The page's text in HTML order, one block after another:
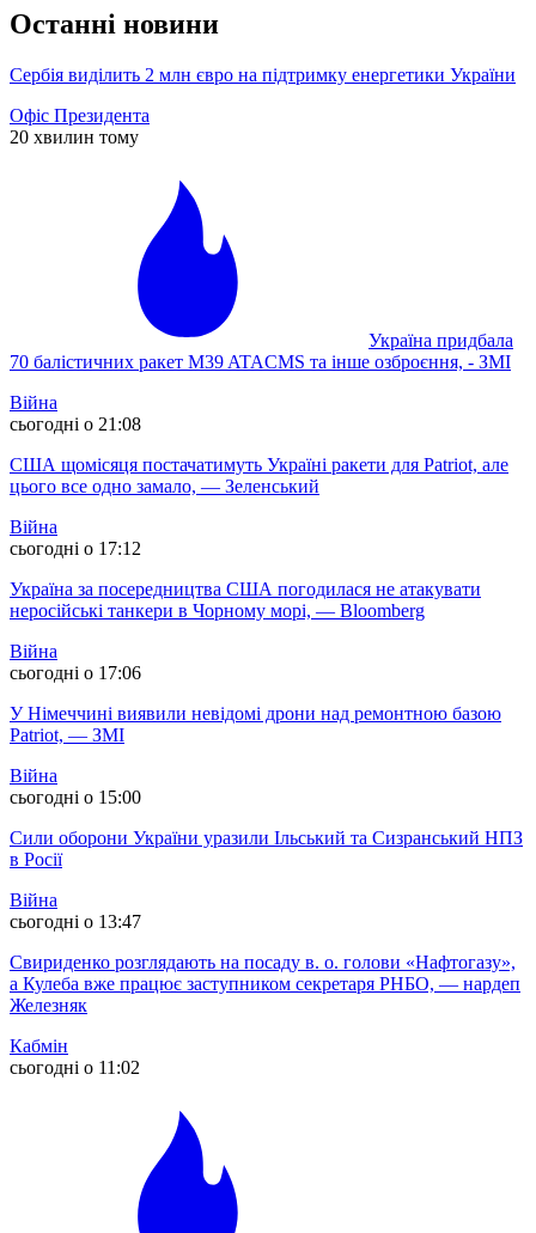
Останні новини
Сербія виділить 2 млн євро на підтримку енергетики України
Офіс Президента
20 хвилин тому
Україна придбала
70 балістичних ракет M39 ATACMS та інше озброєння, - ЗМІ
Війна
сьогодні о 21:08
США щомісяця постачатимуть Україні ракети для Patriot, але
цього все одно замало, — Зеленський
Війна
сьогодні о 17:12
Україна за посередництва США погодилася не атакувати
неросійські танкери в Чорному морі, — Bloomberg
Війна
сьогодні о 17:06
У Німеччині виявили невідомі дрони над ремонтною базою
Patriot, — ЗМІ
Війна
сьогодні о 15:00
Сили оборони України уразили Ільський та Сизранський НПЗ
в Росії
Війна
сьогодні о 13:47
Свириденко розглядають на посаду в. о. голови «Нафтогазу»,
а Кулеба вже працює заступником секретаря РНБО, — нардеп
Железняк
Кабмін
сьогодні о 11:02